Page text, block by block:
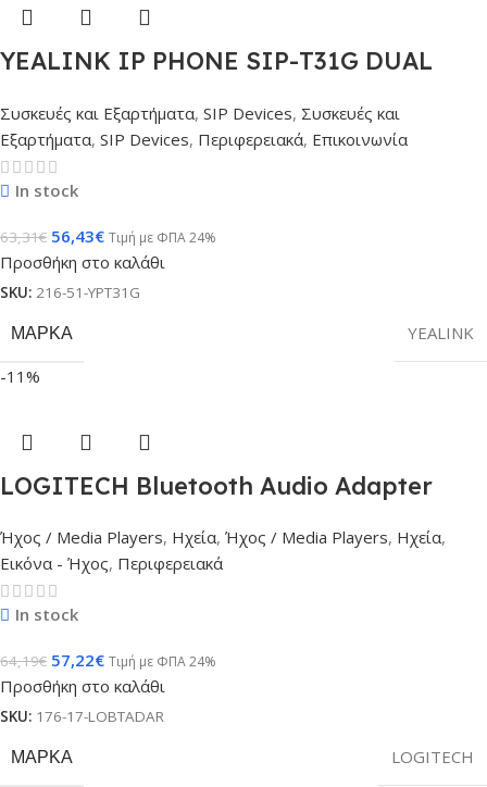
YEALINK IP PHONE SIP-T31G DUAL
Συσκευές και Εξαρτήματα, SIP Devices, Συσκευές και
Εξαρτήματα, SIP Devices, Περιφερειακά, Επικοινωνία
In stock
63,31€ 56,43€ Τιμή με ΦΠΑ 24%
Προσθήκη στο καλάθι
SKU: 216-51-YPT31G
ΜΆΡΚΑ
YEALINK
-11%
LOGITECH Bluetooth Audio Adapter
Ήχος / Media Players, Ηχεία, Ήχος / Media Players, Ηχεία,
Εικόνα - Ήχος, Περιφερειακά
In stock
64,19€ 57,22€ Τιμή με ΦΠΑ 24%
Προσθήκη στο καλάθι
SKU: 176-17-LOBTADAR
ΜΆΡΚΑ
LOGITECH